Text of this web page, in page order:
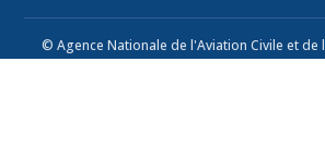
© Agence Nationale de l'Aviation Civile et de
2026